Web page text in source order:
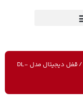
/ قفل دیجیتال مدل DL-